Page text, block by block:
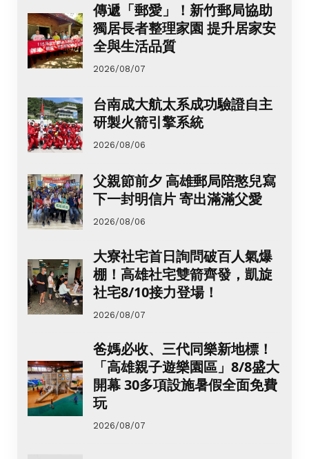
傳遞「郵愛」！新竹郵局協助
獨居長者整理家園 提升居家安
全與生活品質
2026/08/07
台南成大航太系成功驗證自主
研製火箭引擎系統
2026/08/06
父親節前夕 高雄郵局陪憨兒寫
下一封明信片 寄出滿滿父愛
2026/08/06
大寮社宅首日詢問破百人氣爆
棚！高雄社宅雙箭齊發，凱旋
社宅8/10接力登場！
2026/08/07
爸媽必收、三代同樂新地標！
「高雄親子遊樂園區」8/8盛大
開幕 30多項設施暑假全面免費
玩
2026/08/07